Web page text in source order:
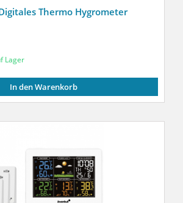
Thermo Hygrometer
Lager
In den Warenkorb